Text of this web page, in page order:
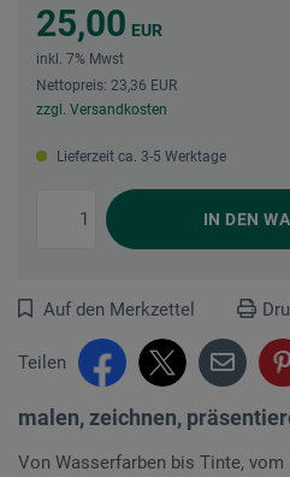
25,00 EUR
inkl. 7% Mwst
Nettopreis: 23,36 EUR
zzgl. Versandkosten
Lieferzeit ca. 3-5 Werktage
IN DEN
Auf den Merkzettel
Teilen
malen, zeichnen,
Von Wasserfarben bis Tinte,